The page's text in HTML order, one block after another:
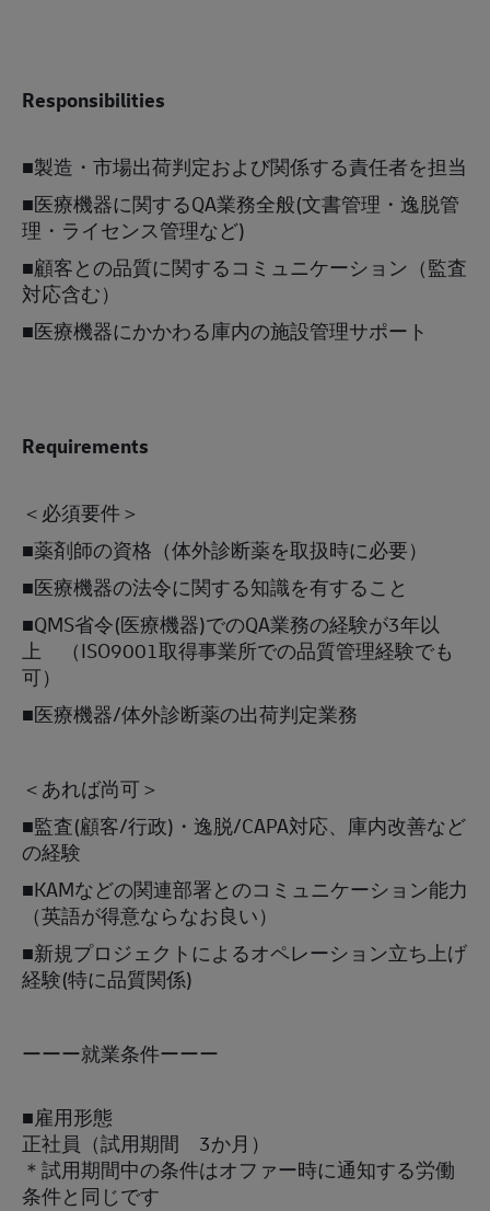
Responsibilities
■製造・市場出荷判定および関係する責任者を担当
■医療機器に関するQA業務全般(文書管理・逸脱管
理・ライセンス管理など)
■顧客との品質に関するコミュニケーション（監査
対応​含む）
■医療機器にかかわる庫内の施設管理サポート
Requirements
＜必須要件＞
■薬剤師の資格（体外診断薬を取扱時に必要）​
■医療機器の法令に関する知識を有すること
■QMS省令(医療機器)でのQA業務の経験が3年以
上 （ISO9001取得事業所での品質管理経験でも
可） ​
■医療機器/体外診断薬の出荷判定業務
＜あれば尚可＞
■監査(顧客/行政)・逸脱/CAPA対応、庫内改善など
の経験
■KAMなどの関連部署とのコミュニケーション能力
（英語が得意ならなお良い）​
■新規プロジェクトによるオペレーション立ち上げ
経験(特に品質関係)
ーーー就業条件ーーー
■雇用形態
正社員（試用期間 3か月）
＊試用期間中の条件はオファー時に通知する労働
条件と同じです